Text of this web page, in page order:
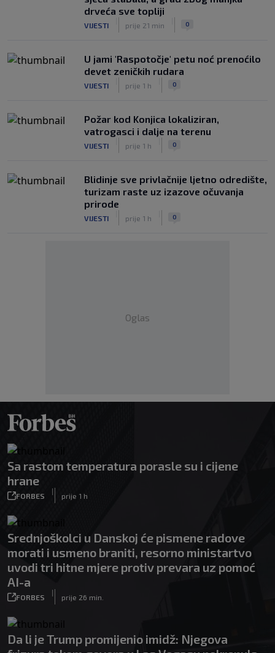
drveća sve topliji
VIJESTI prije 21 min 0
U jami 'Raspotočje' petu noć prenoćilo
devet zeničkih rudara
VIJESTI prije 1 h 0
Požar kod Konjica lokaliziran,
vatrogasci i dalje na terenu
VIJESTI prije 1 h 0
Blidinje sve privlačnije ljetno odredište,
turizam raste uz izazove očuvanja
prirode
VIJESTI prije 1 h 0
Oglas
Sa rastom temperatura porasle su i cijene
hrane
FORBES
|
prije 1 h
Srednjoškolci u Danskoj će pismene radove
morati i usmeno braniti, resorno ministartvo
uvodi tri hitne mjere protiv prevara uz pomoć
AI-a
FORBES
|
prije 26 min.
Da li je Trump promijenio imidž: Njegova